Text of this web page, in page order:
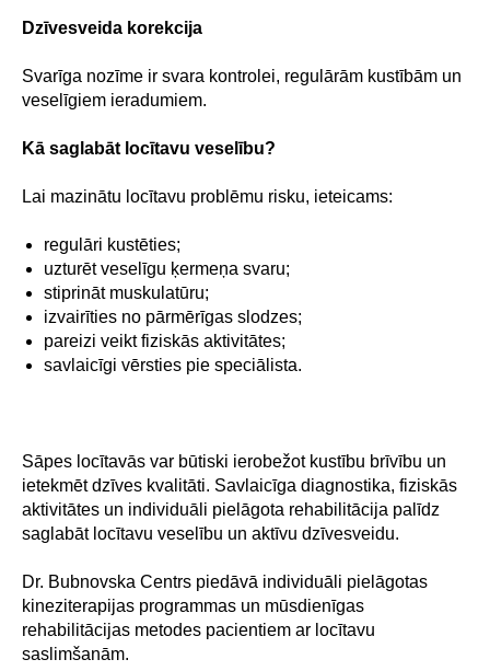
Dzīvesveida korekcija
Svarīga nozīme ir svara kontrolei, regulārām kustībām un
veselīgiem ieradumiem.
Kā saglabāt locītavu veselību?
Lai mazinātu locītavu problēmu risku, ieteicams:
regulāri kustēties;
uzturēt veselīgu ķermeņa svaru;
stiprināt muskulatūru;
izvairīties no pārmērīgas slodzes;
pareizi veikt fiziskās aktivitātes;
savlaicīgi vērsties pie speciālista.
Sāpes locītavās var būtiski ierobežot kustību brīvību un
ietekmēt dzīves kvalitāti. Savlaicīga diagnostika, fiziskās
aktivitātes un individuāli pielāgota rehabilitācija palīdz
saglabāt locītavu veselību un aktīvu dzīvesveidu.
Dr. Bubnovska Centrs piedāvā individuāli pielāgotas
kineziterapijas programmas un mūsdienīgas
rehabilitācijas metodes pacientiem ar locītavu
saslimšanām.